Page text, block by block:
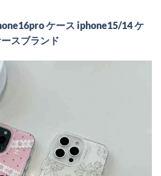
ケース iphone15/14 ケ
スブランド